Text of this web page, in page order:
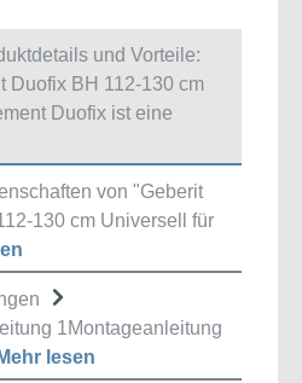
und Vorteile:
Duofix BH 112-130 cm
Duofix ist eine
von "Geberit
130 cm Universell für
1Montageanleitung
Mehr lesen